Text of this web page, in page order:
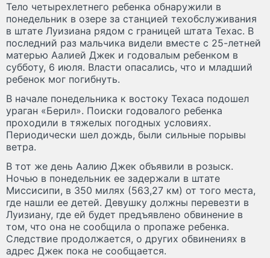
Тело четырехлетнего ребенка обнаружили в
понедельник в озере за станцией техобслуживания
в штате Луизиана рядом с границей штата Техас. В
последний раз мальчика видели вместе с 25-летней
матерью Аалией Джек и годовалым ребенком в
субботу, 6 июля. Власти опасались, что и младший
ребенок мог погибнуть.
В начале понедельника к востоку Техаса подошел
ураган «Берил». Поиски годовалого ребенка
проходили в тяжелых погодных условиях.
Периодически шел дождь, были сильные порывы
ветра.
В тот же день Аалию Джек объявили в розыск.
Ночью в понедельник ее задержали в штате
Миссисипи, в 350 милях (563,27 км) от того места,
где нашли ее детей. Девушку должны перевезти в
Луизиану, где ей будет предъявлено обвинение в
том, что она не сообщила о пропаже ребенка.
Следствие продолжается, о других обвинениях в
адрес Джек пока не сообщается.